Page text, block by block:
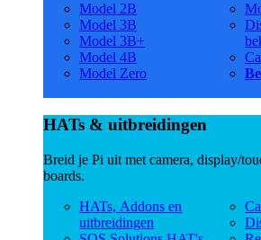
Model 2B
Model 3B
Model 3B+
Model 4B
Model Zero
HATs & uitbreidingen
Breid je Pi uit met camera, display/
boards.
HATs, Addons en
uitbreidingen